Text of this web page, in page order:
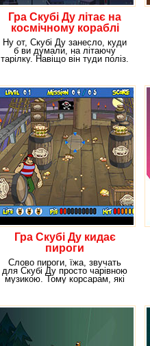
Гра Скубі Ду літає на
космічному кораблі
Ну от, Скубі Ду занесло, куди
б ви думали, на літаючу
тарілку. Навіщо він туди поліз.
Гра Скубі Ду кидає
пироги
Слово пироги, їжа, звучать
для Скубі Ду просто чарівною
музикою. Тому корсарам, які